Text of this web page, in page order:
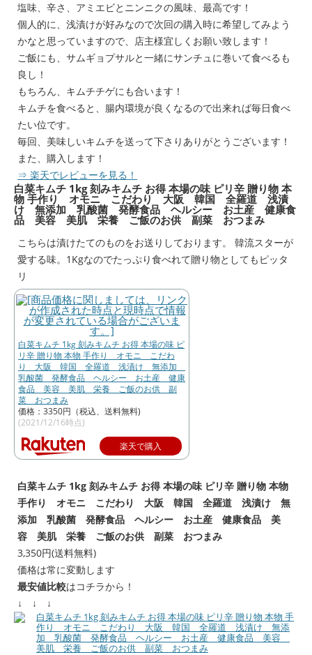
塩味、辛さ、アミエビとニンニクの風味、最高です！
個人的に、浅漬けが好みなので次回の購入時に希望してみよう
かなと思っていますので、店主様宜しくお願い致します！
ご飯にも、サムギョプサルと一緒にサンチュに巻いて食べるも
良し！
もちろん、キムチチゲにも合います！
キムチを食べると、腸内環境が良くなるので出来れば毎日食べ
たい位です。
毎回、美味しいキムチを送って下さりありがとうございます！
また、購入します！
⇒ 楽天でレビューを見る！
白菜キムチ 1kg 刻みキムチ お得 本場の味 ピリ辛 贈り物 本
物 手作り オモニ こだわり 大阪 韓国 全羅道 浅漬
け 無添加 乳酸菌 発酵食品 ヘルシー お土産 健康食
品 美容 美肌 栄養 ご飯のお供 副菜 おつまみ
こちらは漬けたてのものをお送りしております。 韓流スターが
愛する味。1Kgなのでたっぷり食べれて贈り物としてもピッタ
リ
白菜キムチ 1kg 刻みキムチ お得 本場の味 ピ
リ辛 贈り物 本物 手作り オモニ こだわ
り 大阪 韓国 全羅道 浅漬け 無添加
乳酸菌 発酵食品 ヘルシー お土産 健康
食品 美容 美肌 栄養 ご飯のお供 副
菜 おつまみ
価格：3350円（税込、送料無料)
(2021/12/16時点)
楽天で購入
白菜キムチ 1kg 刻みキムチ お得 本場の味 ピリ辛 贈り物 本物
手作り オモニ こだわり 大阪 韓国 全羅道 浅漬け 無
添加 乳酸菌 発酵食品 ヘルシー お土産 健康食品 美
容 美肌 栄養 ご飯のお供 副菜 おつまみ
3,350円(送料無料)
価格は常に変動します
最安値比較はコチラから！
↓ ↓ ↓
白菜キムチ 1kg 刻みキムチ お得 本場の味 ピリ辛 贈り物 本物 手
作り オモニ こだわり 大阪 韓国 全羅道 浅漬け 無添
加 乳酸菌 発酵食品 ヘルシー お土産 健康食品 美容
美肌 栄養 ご飯のお供 副菜 おつまみ